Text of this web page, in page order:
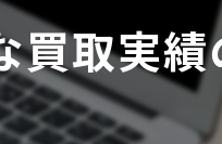
ブランド品
貴金属
時計
買取実